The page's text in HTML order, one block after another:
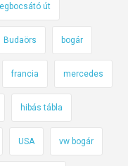
út
Budaörs bogár
francia mercedes
hibás tábla
USA vw bogár